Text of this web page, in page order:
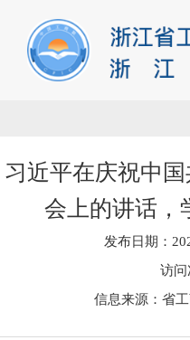
习近平在庆祝中
会上的讲话，
发布日期：
访问
信息来源：省工